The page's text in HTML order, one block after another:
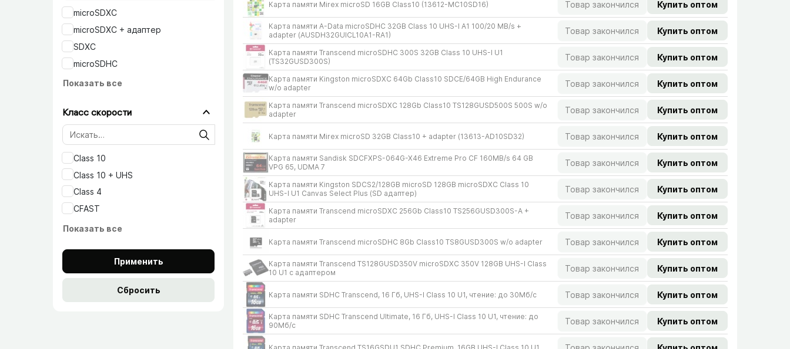
microSDХC
microSDХC + адаптер
SDXC
microSDHC
Показать все
Класс скорости
Class 10
Class 10 + UHS
Class 4
CFAST
Показать все
Карта памяти Mirex microSD 16GB Class10 (13612-MC10SD16) Товар закончился Купить оптом
Карта памяти A-Dаta microSDHC 32GB Class 10 UHS-I A1 100/​20 MB/​s +
adapter (AUSDH32GUICL10A1-RA1)
Товар закончился Купить оптом
Карта памяти Transcend microSDHC 300S 32GB Class 10 UHS-I U1
(TS32GUSD300S)
Товар закончился Купить оптом
Карта памяти Kingston microSDXC 64Gb Class10 SDCE/​64GB High Endurance
w/​o adapter
Товар закончился Купить оптом
Карта памяти Transcend microSDXC 128Gb Class10 TS128GUSD500S 500S w/​o
adapter
Товар закончился Купить оптом
Карта памяти Mirex microSD 32GB Class10 + adapter (13613-AD10SD32) Товар закончился Купить оптом
Карта памяти Sandisk SDCFXPS-064G-X46 Extreme Pro CF 160MB/​s 64 GB
VPG 65, UDMA 7
Товар закончился Купить оптом
Карта памяти Kingston SDCS2/​128GB microSD 128GB microSDXC Class 10
UHS-I U1 Canvas Select Plus (SD адаптер)
Товар закончился Купить оптом
Карта памяти Transcend microSDXC 256Gb Class10 TS256GUSD300S-A +
adapter
Товар закончился Купить оптом
Карта памяти Transcend microSDHC 8Gb Class10 TS8GUSD300S w/​o adapter Товар закончился Купить оптом
Карта памяти Transcend TS128GUSD350V microSDXC 350V 128GB UHS-I Class
10 U1 с адаптером
Товар закончился Купить оптом
Карта памяти SDHC Transcend, 16 Гб, UHS-I Class 10 U1, чтение: до 30Мб/​с Товар закончился Купить оптом
Карта памяти SDHC Transcend Ultimate, 16 Гб, UHS-I Class 10 U1, чтение: до
90Мб/​с
Товар закончился Купить оптом